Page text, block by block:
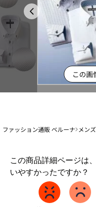
この画
ファッション通販 ベルーナ メン
この商品詳細ページは
いやすかったですか？
1
か